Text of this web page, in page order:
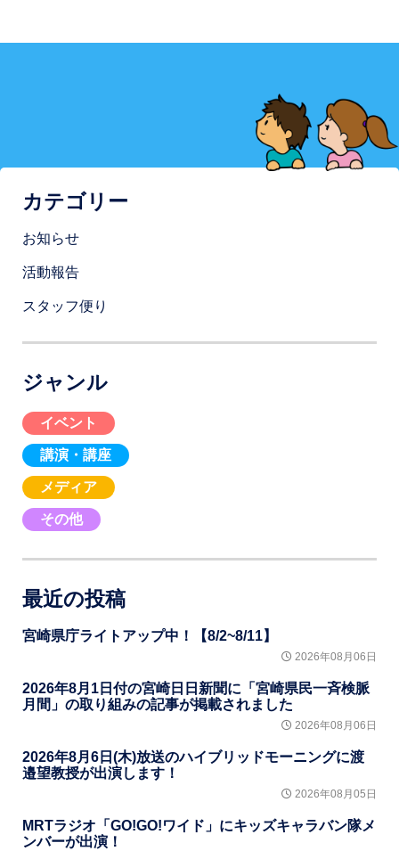
カテゴリー
お知らせ
活動報告
スタッフ便り
ジャンル
イベント
講演・講座
メディア
その他
最近の投稿
宮崎県庁ライトアップ中！【8/2~8/11】
2026年08月06日
2026年8月1日付の宮崎日日新聞に「宮崎県民一斉検脈
月間」の取り組みの記事が掲載されました
2026年08月06日
2026年8月6日(木)放送のハイブリッドモーニングに渡
邉望教授が出演します！
2026年08月05日
MRTラジオ「GO!GO!ワイド」にキッズキャラバン隊メ
ンバーが出演！